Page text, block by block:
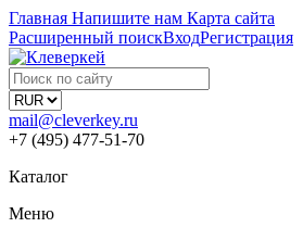
Главная Напишите нам Карта сайта
Расширенный поискВходРегистрация
mail@cleverkey.ru
+7 (495) 477-51-70
Каталог
Меню